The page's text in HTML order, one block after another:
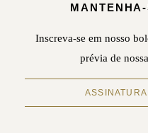
Inscreva-se em nosso
prévia de